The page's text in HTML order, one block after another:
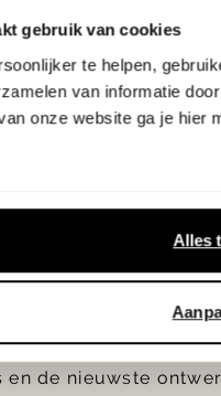
gebruik van cookies
te helpen,
van informatie
onze website ga je hier
Alles
tv!
op je huis' niet? We
liefde de mooiste
met de mooiste
en de nieuwste